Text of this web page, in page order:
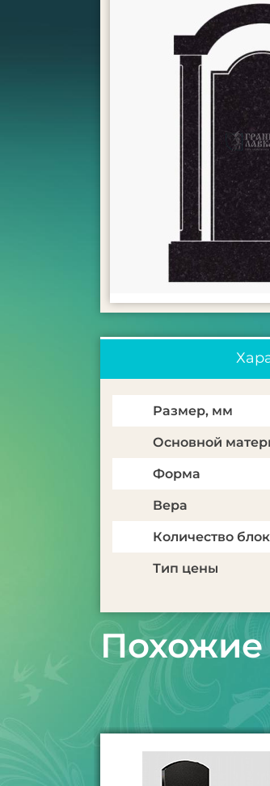
Размер, мм
Основной
Форма
Вера
Количество
Тип цены